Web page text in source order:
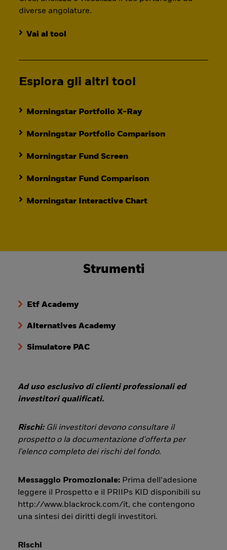
diverse angolature.
Vai al tool
Esplora gli altri tool
Morningstar Portfolio X-Ray
Morningstar Portfolio Comparison
Morningstar Fund Screen
Morningstar Fund Comparison
Morningstar Interactive Chart
Strumenti
Etf Academy
Alternatives Academy
Simulatore PAC
Ad uso esclusivo di clienti professionali ed
investitori qualificati.
Rischi: Gli investitori devono consultare il
prospetto o la documentazione d'offerta per
l'elenco completo dei rischi del fondo.
Messaggio Promozionale: Prima dell’adesione
leggere il Prospetto e il PRIIPs KID disponibili su
http://www.blackrock.com/it, che contengono
una sintesi dei diritti degli investitori.
Rischi